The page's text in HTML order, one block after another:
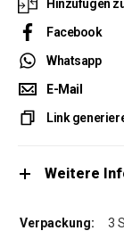
Hinzufügen
Facebook
Whatsapp
E-Mail
Link
Weitere
3